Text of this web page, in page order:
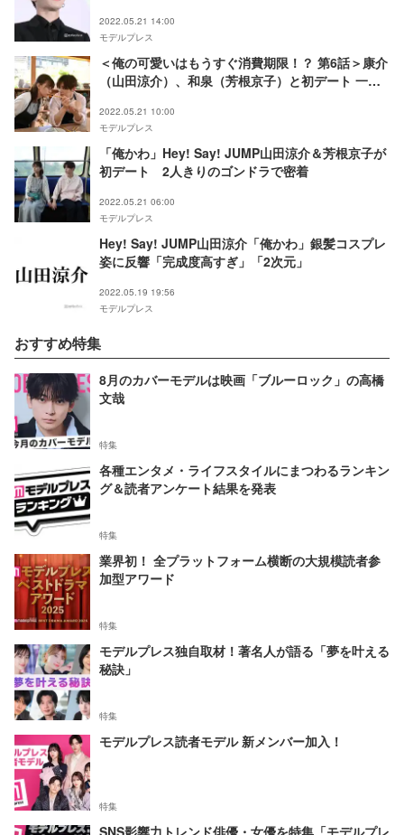
2022.05.21 14:00
モデルプレス
＜俺の可愛いはもうすぐ消費期限！？ 第6話＞康介
（山田涼介）、和泉（芳根京子）と初デート 一ノ
2022.05.21 10:00
モデルプレス
「俺かわ」Hey! Say! JUMP山田涼介＆芳根京子が
初デート 2人きりのゴンドラで密着
2022.05.21 06:00
モデルプレス
Hey! Say! JUMP山田涼介「俺かわ」銀髪コスプレ
姿に反響「完成度高すぎ」「2次元」
2022.05.19 19:56
モデルプレス
おすすめ特集
8月のカバーモデルは映画「ブルーロック」の高橋
文哉
特集
各種エンタメ・ライフスタイルにまつわるランキン
グ＆読者アンケート結果を発表
特集
業界初！ 全プラットフォーム横断の大規模読者参
加型アワード
特集
モデルプレス独自取材！著名人が語る「夢を叶える
秘訣」
特集
モデルプレス読者モデル 新メンバー加入！
特集
SNS影響力トレンド俳優・女優を特集「モデルプレ